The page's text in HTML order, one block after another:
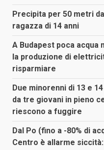
Precipita per 50 metri
ragazza di 14 anni
A Budapest poca acqua
la produzione di
risparmiare
Due minorenni di 13 e
da tre giovani in pieno
riescono a fuggire
Dal Po (fino a -80% di
Centro è allarme